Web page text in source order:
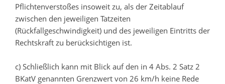
Pflichtenverstoßes insoweit zu, als der Zeitablauf
zwischen den jeweiligen Tatzeiten
(Rückfallgeschwindigkeit) und des jeweiligen Eintritts der
Rechtskraft zu berücksichtigen ist.
c) Schließlich kann mit Blick auf den in 4 Abs. 2 Satz 2
BKatV genannten Grenzwert von 26 km/h keine Rede